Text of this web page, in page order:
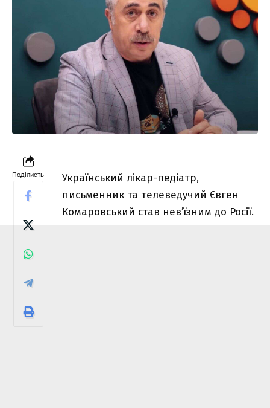
Поділисть
Український лікар-педіатр,
письменник та телеведучий Євген
Комаровський став нев’їзним до Росії.